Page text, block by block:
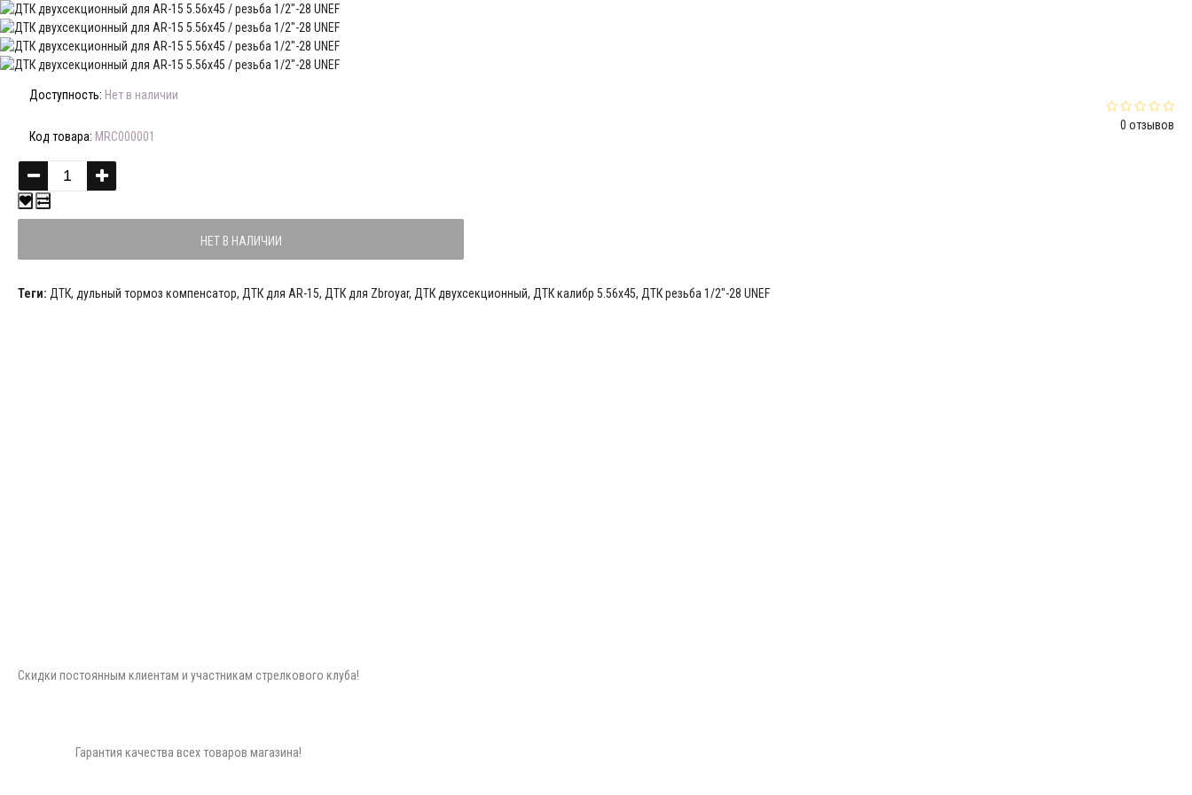
0 отзывов
Доступность: Нет в наличии
Код товара: MRC000001
НЕТ В НАЛИЧИИ
Теги: ДТК, дульный тормоз компенсатор, ДТК для АR-15, ДТК для Zbroyar, ДТК двухсекционный, ДТК калибр 5.56х45, ДТК резьба 1/2"-28 UNEF
Скидки постоянным клиентам и участникам стрелкового клуба!
Гарантия качества всех товаров магазина!